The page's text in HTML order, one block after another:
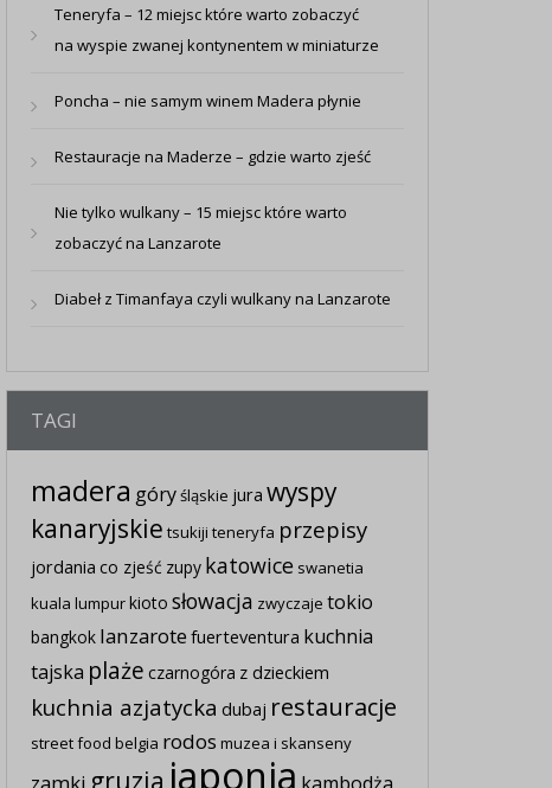
Teneryfa – 12 miejsc które warto zobaczyć
na wyspie zwanej kontynentem w miniaturze
Poncha – nie samym winem Madera płynie
Restauracje na Maderze – gdzie warto zjeść
Nie tylko wulkany – 15 miejsc które warto
zobaczyć na Lanzarote
Diabeł z Timanfaya czyli wulkany na Lanzarote
TAGI
madera góryśląskie jura wyspy
kanaryjskie tsukiji teneryfa przepisy
jordania co zjeść zupy katowice swanetia
kuala lumpurkioto słowacja zwyczaje tokio
bangkok lanzarote fuerteventura kuchnia
tajska plaże czarnogóra z dzieckiem
kuchnia azjatycka dubaj restauracje
street food belgia rodos muzea i skanseny
zamki gruzja japonia